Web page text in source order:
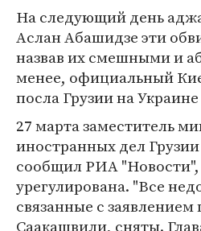
На следующий день
Аслан Абашидзе эти
назвав их смешными и
менее, официальный
посла Грузии на
27 марта заместитель
иностранных дел
сообщил РИА "Новости",
урегулирована. "Все
связанные с заявлением
Саакашвили, сняты.